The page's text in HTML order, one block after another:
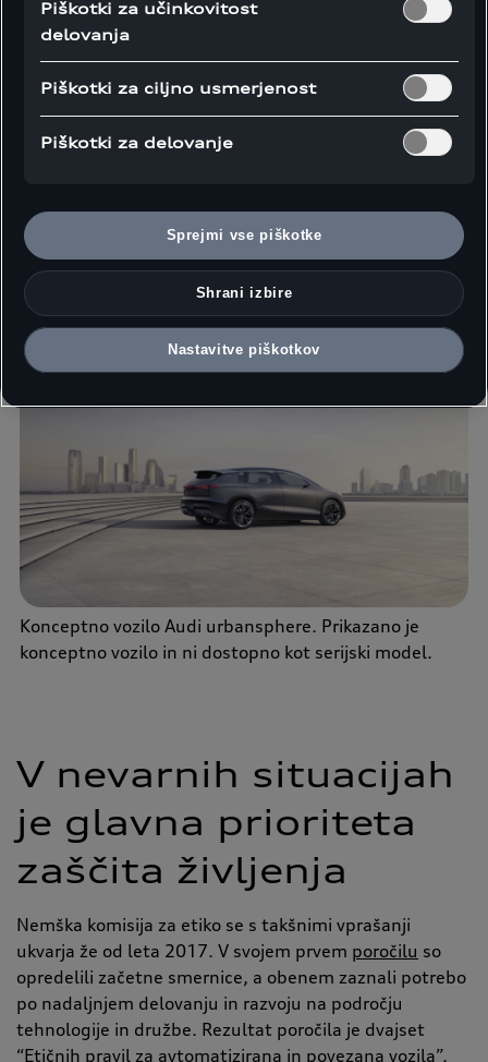
povzročil smrt enega človeka. Bi bilo to kriminalno
dejanje? Bi bilo bolje, če posameznik ne bi storil
ničesar? Bi se posameznik pravilno odločil, če bi s
Z avtonomno vožnjo je ta razprava spet prišla v
situaciji nikoli ne bo odločalo samo, temveč bo zgolj
izvajalo odločitve programske opreme, s katero ga
bodo opremili njegovi ustvarjalci. Vedno bo sprejemalo
etične odločitve in vrednote ljudi, ki ga bodo ustvarili,
in jih udejanjilo brez svoje lastne interpretacije.
Konceptno vozilo Audi urbansphere. Prikazano je
konceptno vozilo in ni dostopno kot serijski model.
V nevarnih situacijah
je glavna prioriteta
zaščita življenja
Nemška komisija za etiko se s takšnimi vprašanji
ukvarja že od leta 2017. V svojem prvem poročilu so
opredelili začetne smernice, a obenem zaznali potrebo
po nadaljnjem delovanju in razvoju na področju
tehnologije in družbe. Rezultat poročila je dvajset
“Etičnih pravil za avtomatizirana in povezana vozila”.
Piškotki za učinkovitost
delovanja
Piškotki za ciljno usmerjenost
Piškotki za delovanje
Sprejmi vse piškotke
Shrani izbire
Nastavitve piškotkov